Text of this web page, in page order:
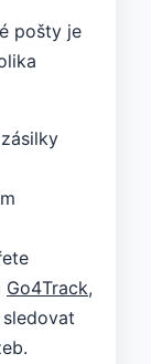
pošty je
Go4Track,